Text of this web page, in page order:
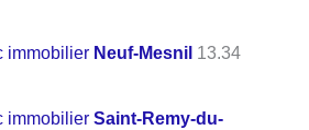
immobilier Neuf-Mesnil 13.34
immobilierSaint-Remy-du-